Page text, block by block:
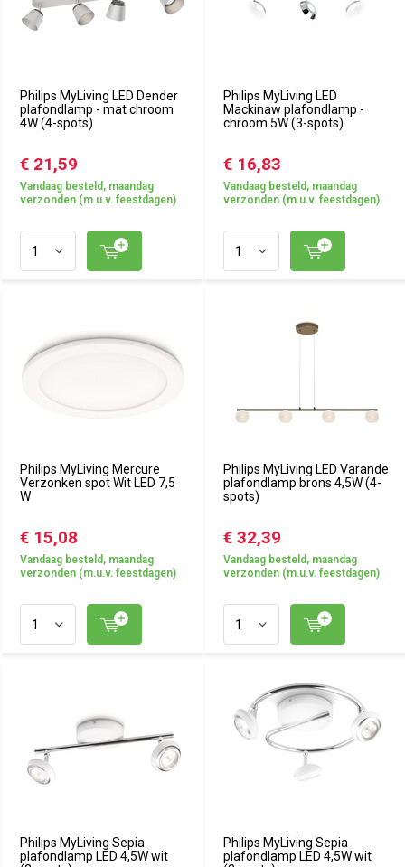
Philips MyLiving LED Dender
plafondlamp - mat chroom
4W (4-spots)
€ 21,59
Vandaag besteld, maandag
verzonden (m.u.v. feestdagen)
Philips MyLiving LED
Mackinaw plafondlamp -
chroom 5W (3-spots)
€ 16,83
Vandaag besteld, maandag
verzonden (m.u.v. feestdagen)
Philips MyLiving Mercure
Verzonken spot Wit LED 7,5
W
€ 15,08
Vandaag besteld, maandag
verzonden (m.u.v. feestdagen)
Philips MyLiving LED Varande
plafondlamp brons 4,5W (4-
spots)
€ 32,39
Vandaag besteld, maandag
verzonden (m.u.v. feestdagen)
Philips MyLiving Sepia
plafondlamp LED 4,5W wit
Philips MyLiving Sepia
plafondlamp LED 4,5W wit